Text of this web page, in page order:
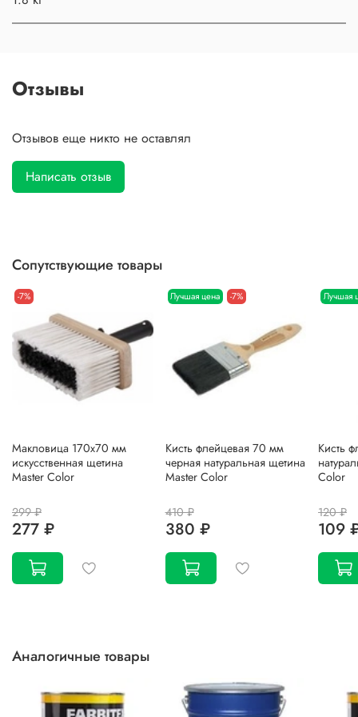
Отзывы
Отзывов еще никто не оставлял
Написать отзыв
Сопутствующие товары
-7%
Макловица 170х70 мм
искусственная щетина
Master Color
299 ₽
277 ₽
Лучшая цена -7%
Кисть флейцевая 70 мм
черная натуральная щетина
Master Color
410 ₽
380 ₽
Лучшая
Кисть
Color
120 ₽
109
Аналогичные товары